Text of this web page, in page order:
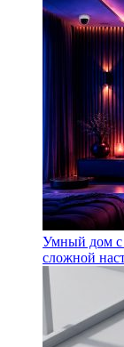
Умный дом с
сложной